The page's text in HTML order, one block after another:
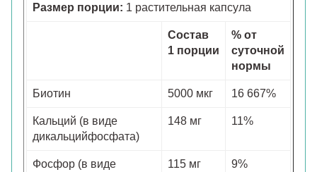
Размер порции: 1 растительная капсула
Состав
1 порции
% от
суточной
нормы
Биотин 5000 мкг 16 667%
Кальций (в виде
дикальцийфосфата)
148 мг 11%
Фосфор (в виде
115 мг 9%